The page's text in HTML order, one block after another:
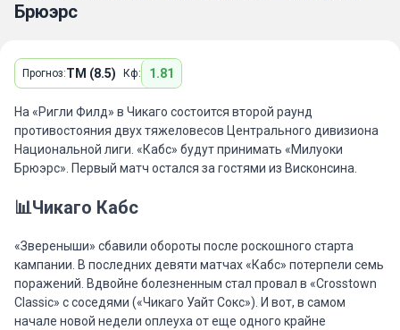
Брюэрс
Прогноз:ТМ (8.5) Кф: 1.81
На «Ригли Филд» в Чикаго состоится второй раунд
противостояния двух тяжеловесов Центрального дивизиона
Национальной лиги. «Кабс» будут принимать «Милуоки
Брюэрс». Первый матч остался за гостями из Висконсина.
📊Чикаго Кабс
«Звереныши» сбавили обороты после роскошного старта
кампании. В последних девяти матчах «Кабс» потерпели семь
поражений. Вдвойне болезненным стал провал в «Crosstown
Classic» с соседями («Чикаго Уайт Сокс»). И вот, в самом
начале новой недели оплеуха от еще одного крайне